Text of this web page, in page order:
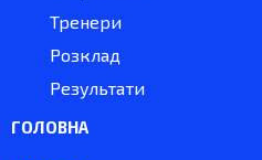
Тренери
Розклад
Результати
ГОЛОВНА